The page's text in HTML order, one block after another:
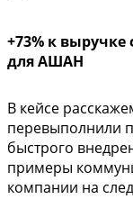
+73% к выручке
для АШАН
В кейсе
перевыполнили
быстрого
примеры
компании на